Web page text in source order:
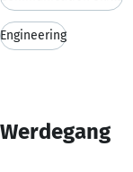
Engineering
Werdegang